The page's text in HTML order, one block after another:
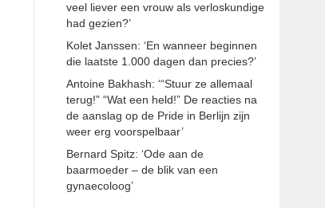
veel liever een vrouw als verloskundige
had gezien?’
Kolet Janssen: ‘En wanneer beginnen
die laatste 1.000 dagen dan precies?’
Antoine Bakhash: ‘“Stuur ze allemaal
terug!” “Wat een held!” De reacties na
de aanslag op de Pride in Berlijn zijn
weer erg voorspelbaar’
Bernard Spitz: ‘Ode aan de
baarmoeder – de blik van een
gynaecoloog’